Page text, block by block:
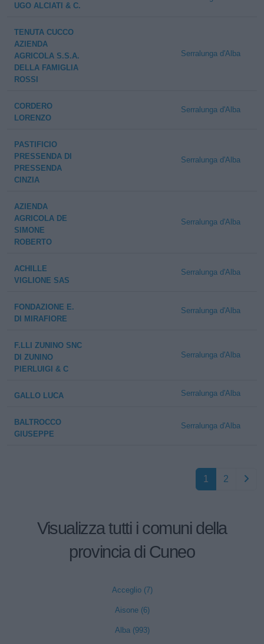
UGO ALCIATI & C.
TENUTA CUCCO
AZIENDA
AGRICOLA S.S.A.
DELLA FAMIGLIA
ROSSI
Serralunga d'Alba
CORDERO
LORENZO
Serralunga d'Alba
PASTIFICIO
PRESSENDA DI
PRESSENDA
CINZIA
Serralunga d'Alba
AZIENDA
AGRICOLA DE
SIMONE
ROBERTO
Serralunga d'Alba
ACHILLE
VIGLIONE SAS
Serralunga d'Alba
FONDAZIONE E.
DI MIRAFIORE
Serralunga d'Alba
F.LLI ZUNINO SNC
DI ZUNINO
PIERLUIGI & C
Serralunga d'Alba
GALLO LUCA Serralunga d'Alba
BALTROCCO
GIUSEPPE
Serralunga d'Alba
1 2
Visualizza tutti i comuni della
provincia di Cuneo
Acceglio (7)
Aisone (6)
Alba (993)